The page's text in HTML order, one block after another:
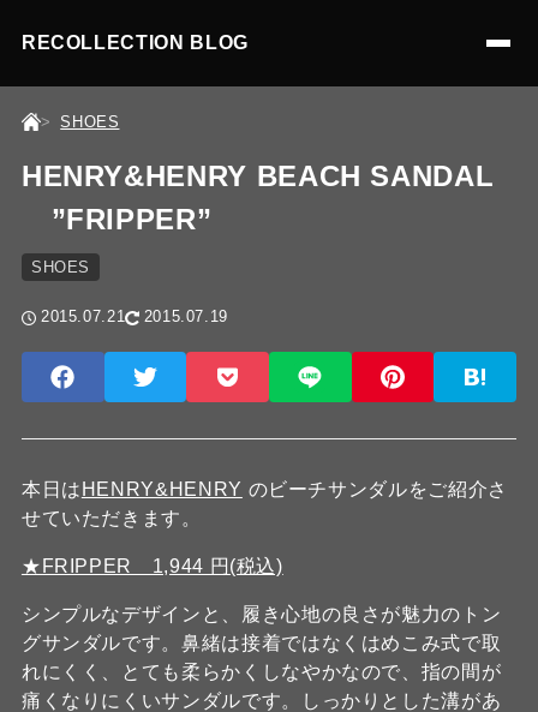
RECOLLECTION BLOG
SHOES
HENRY&HENRY BEACH SANDAL
”FRIPPER”
SHOES
2015.07.21 2015.07.19
本日は HENRY&HENRY のビーチサンダルをご紹介さ
せていただきます。
★FRIPPER 1,944 円(税込)
シンプルなデザインと、履き心地の良さが魅力のトン
グサンダルです。鼻緒は接着ではなくはめこみ式で取
れにくく、とても柔らかくしなやかなので、指の間が
痛くなりにくいサンダルです。しっかりとした溝があ